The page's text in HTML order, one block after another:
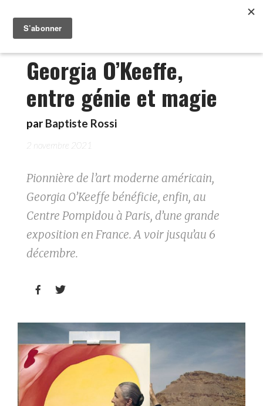
Georgia O’Keeffe,
entre génie et magie
par Baptiste Rossi
2 novembre 2021
Pionnière de l’art moderne américain,
Georgia O’Keeffe bénéficie, enfin, au
Centre Pompidou à Paris, d’une grande
exposition en France. A voir jusqu’au 6
décembre.
 